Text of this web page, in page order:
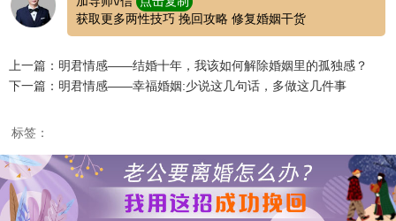
获取更多两性技巧 挽回攻略 修复婚姻干货
上一篇：明君情感——结婚十年，我该如何解除婚姻里的孤独感？
下一篇：明君情感——幸福婚姻:少说这几句话，多做这几件事
标签：